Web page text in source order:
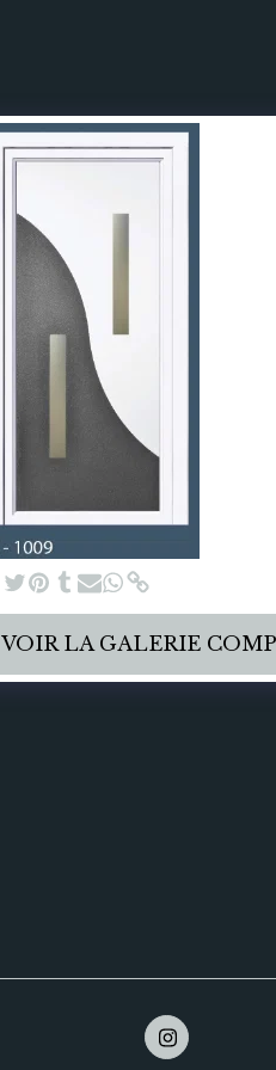
VOIR LA GALERIE